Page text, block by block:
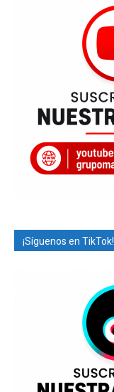
¡Síguenos en TikTok!